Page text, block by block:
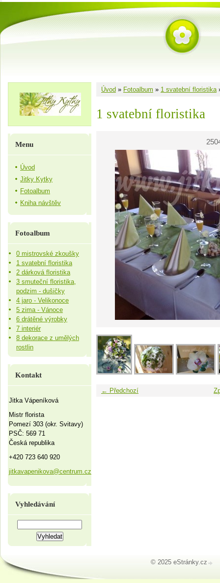
Úvod » Fotoalbum » 1 svatební floristika
1 svatební floristika
← Předchozí
Menu
Úvod
Jitky Kytky
Fotoalbum
Kniha návštěv
Fotoalbum
0 mistrovské zkoušky
1 svatební floristika
2 dárková floristika
3 smuteční floristika,
podzim - dušičky
4 jaro - Velikonoce
5 zima - Vánoce
6 drátěné výrobky
7 interiér
8 dekorace z umělých
rostlin
Kontakt
Jitka Vápeníková
Mistr florista
Pomezí 303 (okr. Svitavy)
PSČ: 569 71
Česká republika
+420 723 640 920
jitkavapenikova@centrum.cz
Vyhledávání
© 2025 eStránky.cz